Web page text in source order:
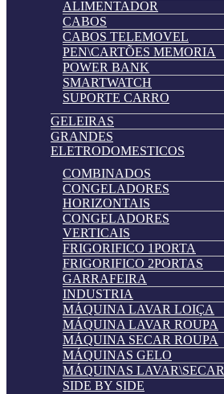
ALIMENTADOR
CABOS
CABOS TELEMOVEL
PEN\CARTÕES MEMORIA
POWER BANK
SMARTWATCH
SUPORTE CARRO
GELEIRAS
GRANDES
ELETRODOMESTICOS
COMBINADOS
CONGELADORES
HORIZONTAIS
CONGELADORES
VERTICAIS
FRIGORIFICO 1PORTA
FRIGORIFICO 2PORTAS
GARRAFEIRA
INDUSTRIA
MÁQUINA LAVAR LOIÇA
MÁQUINA LAVAR ROUPA
MÁQUINA SECAR ROUPA
MÁQUINAS GELO
MÁQUINAS LAVAR\SECAR
SIDE BY SIDE